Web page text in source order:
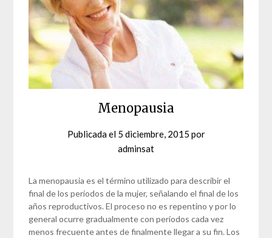
Menopausia
Publicada el 5 diciembre, 2015 por
adminsat
La menopausia es el término utilizado para describir el
final de los períodos de la mujer, señalando el final de los
años reproductivos. El proceso no es repentino y por lo
general ocurre gradualmente con períodos cada vez
menos frecuente antes de finalmente llegar a su fin. Los